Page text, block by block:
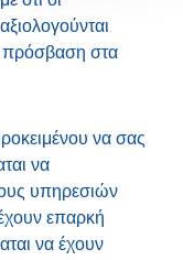
πρόσβαση στα
να σας
να
υπηρεσιών
επαρκή
να έχουν